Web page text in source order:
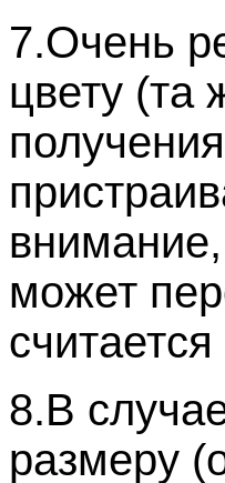
7.Очень
цвету (та
может
8.В
размеру